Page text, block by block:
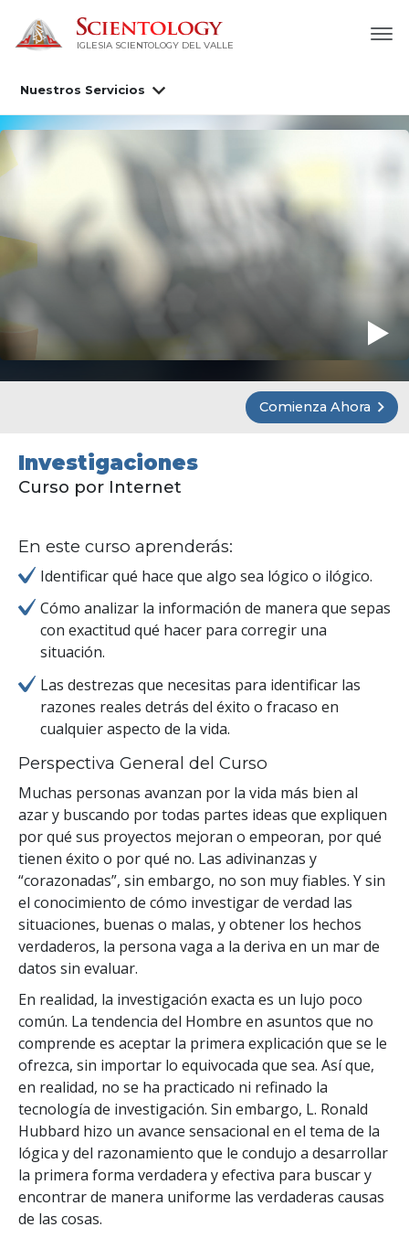
IGLESIA SCIENTOLOGY DEL VALLE
Nuestros Servicios
Comienza Ahora
Investigaciones
Curso por Internet
En este curso aprenderás:
Identificar qué hace que algo sea lógico o ilógico.
Cómo analizar la información de manera que sepas
con exactitud qué hacer para corregir una
situación.
Las destrezas que necesitas para identificar las
razones reales detrás del éxito o fracaso en
cualquier aspecto de la vida.
Perspectiva General del Curso
Muchas personas avanzan por la vida más bien al
azar y buscando por todas partes ideas que expliquen
por qué sus proyectos mejoran o empeoran, por qué
tienen éxito o por qué no. Las adivinanzas y
“corazonadas”, sin embargo, no son muy fiables. Y sin
el conocimiento de cómo investigar de verdad las
situaciones, buenas o malas, y obtener los hechos
verdaderos, la persona vaga a la deriva en un mar de
datos sin evaluar.
En realidad, la investigación exacta es un lujo poco
común. La tendencia del Hombre en asuntos que no
comprende es aceptar la primera explicación que se le
ofrezca, sin importar lo equivocada que sea. Así que,
en realidad, no se ha practicado ni refinado la
tecnología de investigación. Sin embargo, L. Ronald
Hubbard hizo un avance sensacional en el tema de la
lógica y del razonamiento que le condujo a desarrollar
la primera forma verdadera y efectiva para buscar y
encontrar de manera uniforme las verdaderas causas
de las cosas.